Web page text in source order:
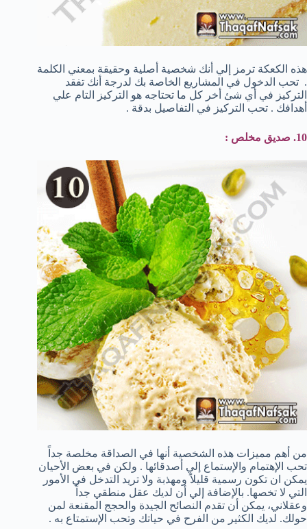
هذه الكعكة ترمز إلي أنك شخصية أصلية وحقيقة بمعني الكلمة
. تحب الدخول في المشاريع الخاصة بك لدرجة أنك تفقد
التركيز في أي شئ أخر كل ما تحتاجه هو التركيز التام علي
أهدافك . تحب التركيز في التفاصيل بدقة .
10. صديق مخلص :
من أهم مميزات هذه الشخصية أنها في الصداقة مخلصة جداً
تحب الإهتمام والإستماع إلي أصدقائها . ولكن في بعض الأحيان
يمكن ان تكون رسمية قليلاً ومهذبة ولا تريد التدخل في الأمور
التي لا تخصها. بالإضافة إلي أن لديك عقل منطقي جداً
وعقلاني، يمكن أن تقدم النصائح الجيدة والحجج المقنعة لمن
حولك. لديك الكثير من الفرح في حياتك وتحب الإستمتاع به .